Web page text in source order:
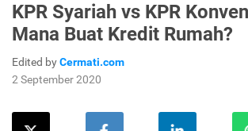
KPR Syariah vs KPR
Mana Buat Kredit Rumah?
Edited byCermati.com
2 September 2020